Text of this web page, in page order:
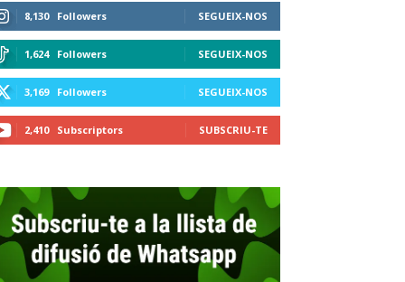
8,130 Followers SEGUEIX-NOS
1,624 Followers SEGUEIX-NOS
3,169 Followers SEGUEIX-NOS
2,410 Subscriptors SUBSCRIU-TE